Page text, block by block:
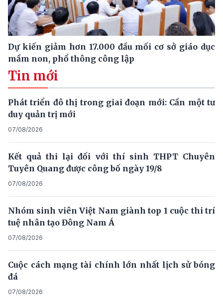
Dự kiến giảm hơn 17.000 đầu mối cơ sở giáo dục
mầm non, phổ thông công lập
Tin mới
Phát triển đô thị trong giai đoạn mới: Cần một tư
duy quản trị mới
07/08/2026
Kết quả thi lại đối với thí sinh THPT Chuyên
Tuyên Quang được công bố ngày 19/8
07/08/2026
Nhóm sinh viên Việt Nam giành top 1 cuộc thi trí
tuệ nhân tạo Đông Nam Á
07/08/2026
Cuộc cách mạng tài chính lớn nhất lịch sử bóng
đá
07/08/2026